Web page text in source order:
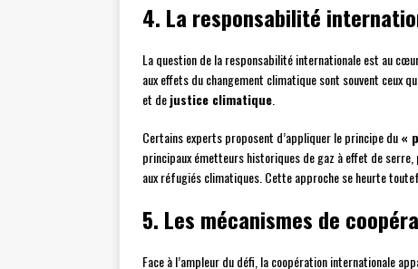
4. La responsabilité
La question de la responsabilité internationale est au
aux effets du changement climatique sont souvent ceux
et dejustice climatique
Certains experts proposent d’appliquer le principe du«
principaux émetteurs historiques de gaz à effet de
aux réfugiés climatiques. Cette approche se heurte
5. Les mécanismes de
Face à l’ampleur du défi, la coopération internationale